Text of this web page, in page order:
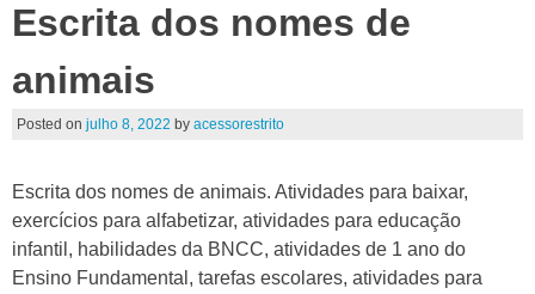
Escrita dos nomes de
animais
Posted on julho 8, 2022 by acessorestrito
Escrita dos nomes de animais. Atividades para baixar,
exercícios para alfabetizar, atividades para educação
infantil, habilidades da BNCC, atividades de 1 ano do
Ensino Fundamental, tarefas escolares, atividades para